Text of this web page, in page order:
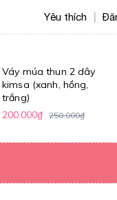
Yêu thích
Váy múa thun 2 dây
kimsa (xanh, hồng,
trắng)
200.000₫ 250.000₫